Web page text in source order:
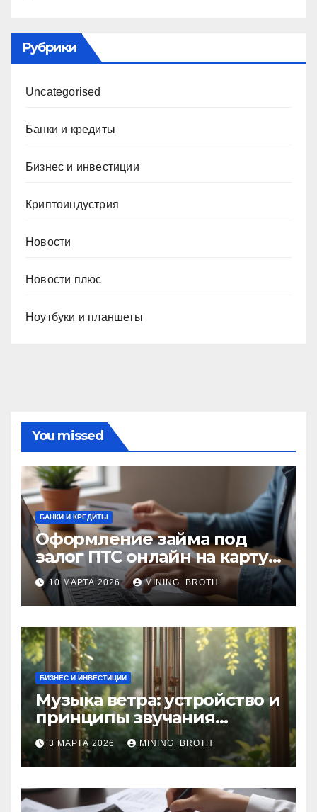
Рубрики
Uncategorised
Банки и кредиты
Бизнес и инвестиции
Криптоиндустрия
Новости
Новости плюс
Ноутбуки и планшеты
You missed
БАНКИ И КРЕДИТЫ
Оформление займа под
залог ПТС онлайн на карту
без визита в офис: порядок,
требования и документы
10 МАРТА 2026 MINING_BROTH
БИЗНЕС И ИНВЕСТИЦИИ
Музыка ветра: устройство и
принципы звучания
колокольчиков
3 МАРТА 2026 MINING_BROTH